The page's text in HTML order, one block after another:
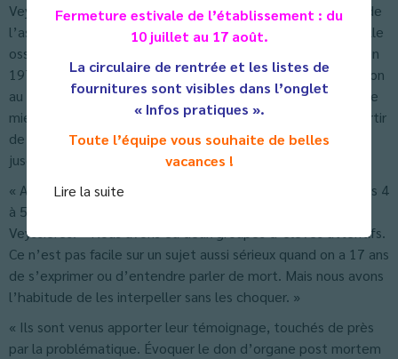
Fermeture estivale de l’établissement : du
10 juillet au 17 août.
La circulaire de rentrée et les listes de
fournitures sont visibles dans l’onglet
« Infos pratiques ».
Toute l’équipe vous souhaite de belles
vacances !
Lire la suite
Veyssières Daniel, président et M Auberger, membre actif de
l’association, leur ont parlé des dons d’organes et de moelle
osseuse. M Auberger a rappelé que depuis la loi Caillavet, en
1976, tout individu qui n’a pas fait mention de son opposition
au prélèvement d’organes est un donneur potentiel, mais le
mieux est d’avoir sa carte d’autorisation sur soi, et ce à partir
de 13 ans, les parents pouvant refuser ce prélèvement
jusqu’à 18 ans.
« Aujourd’hui, nous sommes confrontés à 33 % de refus des 4
à 5 organes prélevables en plus des tissus », précise M
Veyssières. « Nous avons eu deux groupes d’élèves attentifs.
Ce n’est pas facile sur un sujet aussi sérieux quand on a 17 ans
de s’exprimer ou d’entendre parler de mort. Mais nous avons
l’habitude de les interpeller sans les choquer. »
« Ils sont venus apporter leur témoignage, touchés de près
par la problématique. Évoquer le don d’organe post mortem